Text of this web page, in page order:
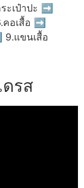
ะเป๋าปะ ➡
คอเสื้อ ➡
9.แขนเสื้อ
ดรส